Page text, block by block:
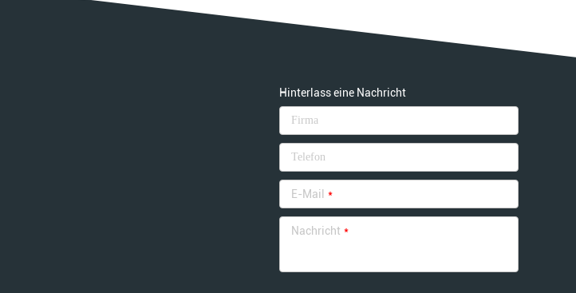
Hinterlass eine Nachricht
E-Mail *
Nachricht *